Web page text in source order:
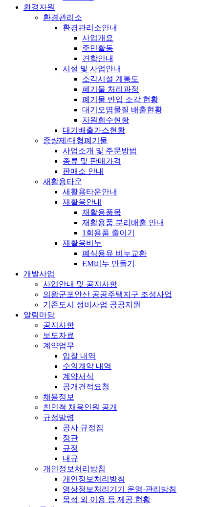
환경자원
환경관리소
환경관리소안내
사업개요
주민활동
견학안내
시설 및 사업안내
소각시설 계통도
폐기물 처리과정
폐기물 반입 소각 현황
대기오염물질 배출현황
자원회수현황
대기배출가스현황
종량제/대형폐기물
사업소개 및 주문방법
종류 및 판매가격
판매소 안내
새활용타운
새활용타운안내
재활용안내
재활용품목
재활용품 분리배출 안내
1회용품 줄이기
재활용비누
폐식용유 비누교환
EM비누 만들기
개발사업
사업안내 및 공지사항
의왕군포안산 공공주택지구 조성사업
기존도시 정비사업 공공지원
알림마당
공지사항
보도자료
계약업무
입찰 내역
수의계약 내역
계약서식
공개견적요청
채용정보
친인척 채용인원 공개
규정발령
공사 규정집
정관
규정
내규
개인정보처리방침
개인정보처리방침
영상정보처리기기 운영·관리방침
목적 외 이용 등 제공 현황